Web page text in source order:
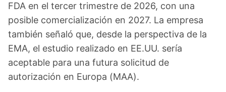
FDA en el tercer trimestre de 2026, con una
posible comercialización en 2027. La empresa
también señaló que, desde la perspectiva de la
EMA, el estudio realizado en EE.UU. sería
aceptable para una futura solicitud de
autorización en Europa (MAA).